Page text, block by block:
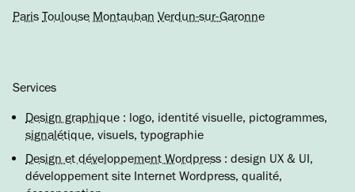
Paris Toulouse Montauban Verdun-sur-Garonne
Services
Design graphique : logo, identité visuelle, pictogrammes,
signalétique, visuels, typographie
Design et développement Wordpress : design UX & UI,
développement site Internet Wordpress, qualité,